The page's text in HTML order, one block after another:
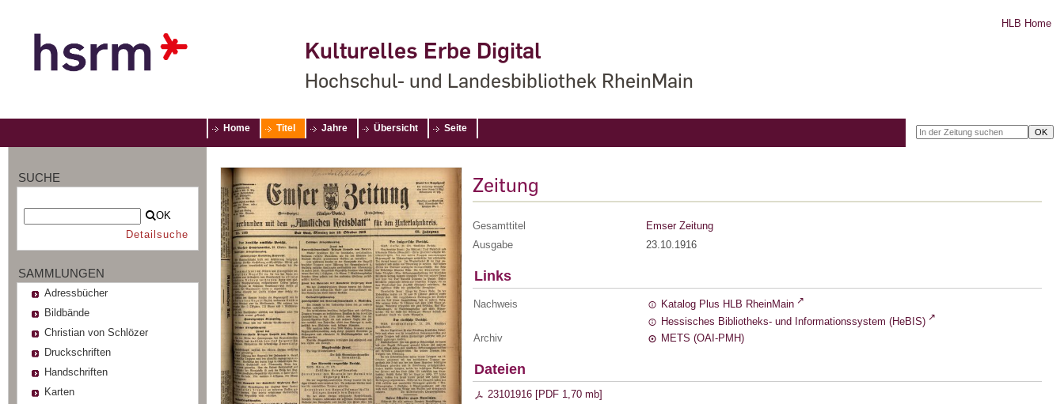
Kulturelles Erbe Digital
Hochschul- und Landesbibliothek RheinMain
HLB Home
Home Titel Jahre Übersicht Seite
SUCHE
OK
Detailsuche
SAMMLUNGEN
Adressbücher
Bildbände
Christian von Schlözer
Druckschriften
Handschriften
Karten
Zeitung
Gesamttitel
Emser Zeitung
Ausgabe
23.10.1916
Links
Nachweis
Katalog Plus HLB RheinMain
Hessisches Bibliotheks- und Informationssystem (HeBIS)
Archiv
METS (OAI-PMH)
Dateien
23101916 [PDF 1,70 mb]